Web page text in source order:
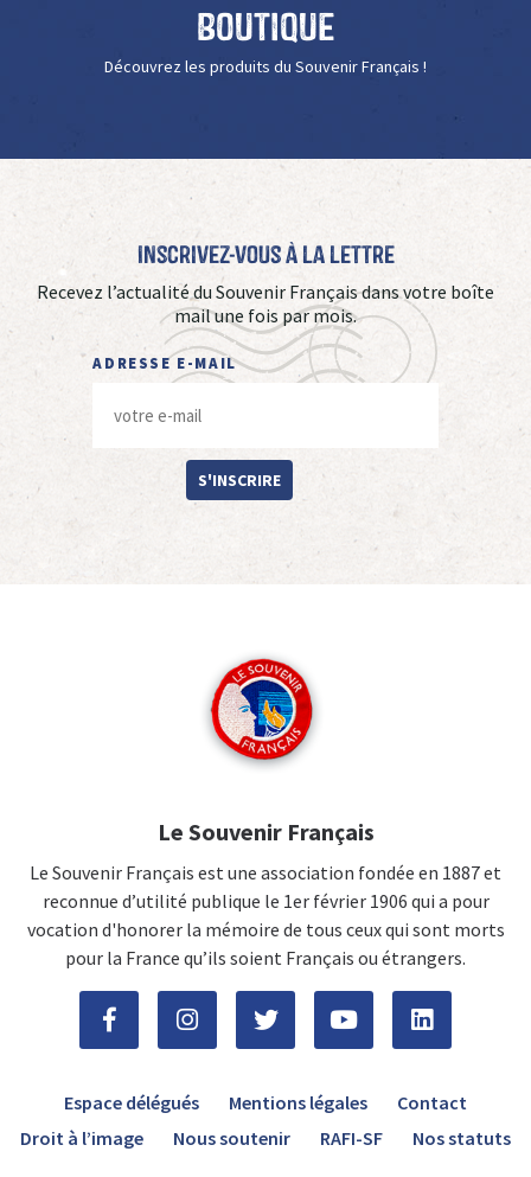
Boutique
Découvrez les produits du Souvenir Français !
Inscrivez-vous à La Lettre
Recevez l’actualité du Souvenir Français dans votre boîte
mail une fois par mois.
ADRESSE E-MAIL
S'INSCRIRE
Le Souvenir Français
Le Souvenir Français est une association fondée en 1887 et
reconnue d’utilité publique le 1er février 1906 qui a pour
vocation d'honorer la mémoire de tous ceux qui sont morts
pour la France qu’ils soient Français ou étrangers.
Espace délégués Mentions légales
Contact
Droit à l’image
Nous soutenir RAFI-SF Nos statuts